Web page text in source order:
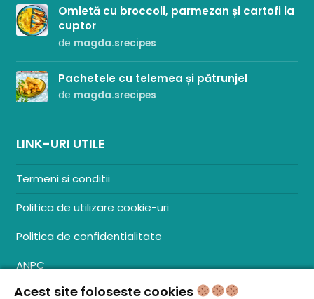
Omletă cu broccoli, parmezan și cartofi la
cuptor
de magda.srecipes
Pachetele cu telemea și pătrunjel
de magda.srecipes
LINK-URI UTILE
Termeni si conditii
Politica de utilizare cookie-uri
Politica de confidentialitate
ANPC
Contact
Acest site foloseste cookies